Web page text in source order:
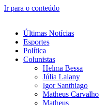
Ir para o conteúdo
Últimas Notícias
Esportes
Política
Colunistas
Helma Bessa
Júlia Laiany
Igor Santhiago
Matheus Carvalho
Matheus